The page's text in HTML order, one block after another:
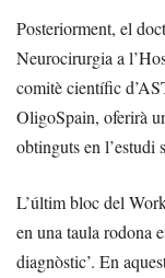
Posteriorment, el
Neurocirurgia a
comitè científic
OligoSpain, oferirà
obtinguts en l’estudi
L’últim bloc del
en una taula rodona
diagnòstic’. En